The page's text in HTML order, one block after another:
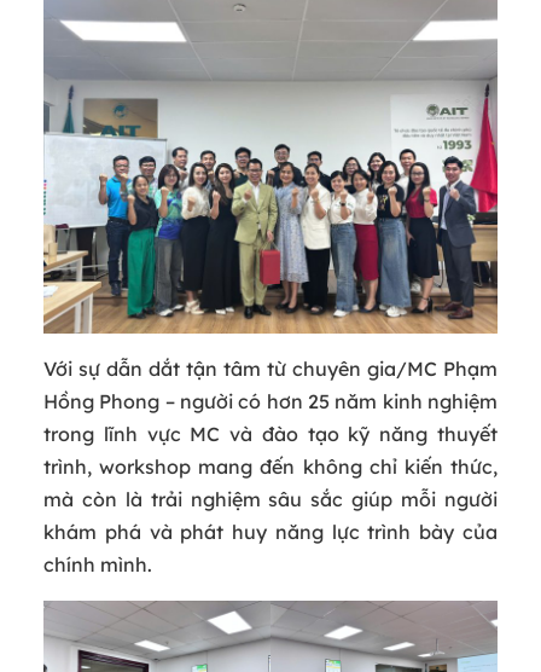
Với sự dẫn dắt tận tâm từ chuyên gia/MC Phạm
Hồng Phong – người có hơn 25 năm kinh nghiệm
trong lĩnh vực MC và đào tạo kỹ năng thuyết
trình, workshop mang đến không chỉ kiến thức,
mà còn là trải nghiệm sâu sắc giúp mỗi người
khám phá và phát huy năng lực trình bày của
chính mình.